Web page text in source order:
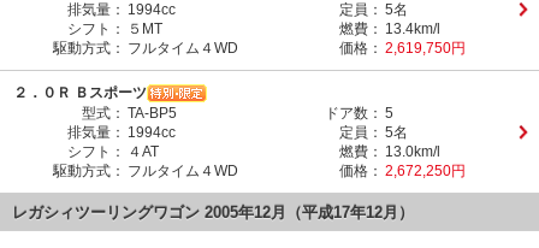
排気量： 1994cc 定員： 5名
シフト：
５MT 燃費： 13.4km/l
駆動方式： フルタイム４WD 価格： 2,619,750円
２．０Ｒ Ｂスポーツ
型式： TA-BP5 ドア数： 5
排気量： 1994cc 定員： 5名
シフト：
４AT 燃費： 13.0km/l
駆動方式： フルタイム４WD 価格： 2,672,250円
レガシィツーリングワゴン 2005年12月（平成17年12月）